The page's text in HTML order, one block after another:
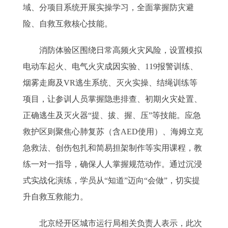
域、分项目系统开展实操学习，全面掌握防灾避
险、自救互救核心技能。
消防体验区围绕日常高频火灾风险，设置模拟
电动车起火、电气火灾成因实验、119报警训练、
烟雾走廊及VR逃生系统、灭火实操、结绳训练等
项目，让参训人员掌握隐患排查、初期火灾处置、
正确逃生及灭火器“提、拔、握、压”等技能。应急
救护区则聚焦心肺复苏（含AED使用）、海姆立克
急救法、创伤包扎和简易担架制作等实用课程，教
练一对一指导，确保人人掌握规范动作。通过沉浸
式实战化演练，学员从“知道”迈向“会做”，切实提
升自救互救能力。
北京经开区城市运行局相关负责人表示，此次